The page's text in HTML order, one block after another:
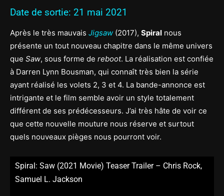
Date de sortie: 21 mai 2021
Après le très mauvais Jigsaw (2017), Spiral nous
présente un tout nouveau chapitre dans le même univers
que Saw, sous forme de reboot. La réalisation est confiée
à Darren Lynn Bousman, qui connaît très bien la série
ayant réalisé les volets 2, 3 et 4. La bande-annonce est
intrigante et le film semble avoir un style totalement
différent de ses prédécesseurs. J’ai très hâte de voir ce
que cette nouvelle mouture nous réserve et surtout
quels nouveaux pièges nous pourront voir.
Spiral: Saw (2021 Movie) Teaser Trailer – Chris Rock,
Samuel L. Jackson